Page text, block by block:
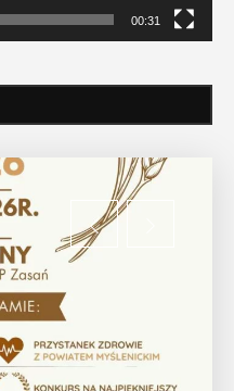
00:31